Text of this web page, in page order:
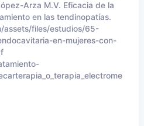
Arza M.V. Eficacia de la
en las tendinopatías.
assets/files/estudios/65-
en-mujeres-con-